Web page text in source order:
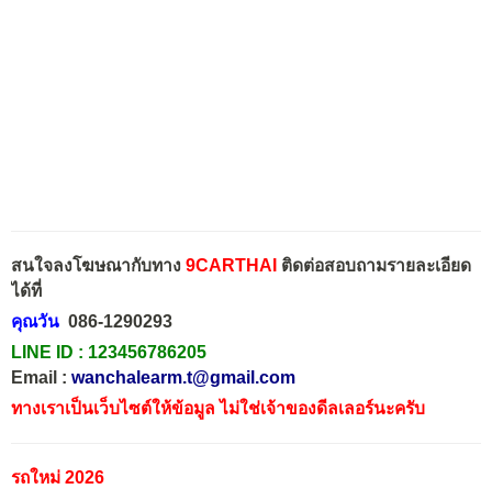
สนใจลงโฆษณากับทาง 9CARTHAI ติดต่อสอบถามรายละเอียด
ได้ที่
คุณวัน 086-1290293
LINE ID : 123456786205
Email : wanchalearm.t@gmail.com
ทางเราเป็นเว็บไซต์ให้ข้อมูล ไม่ใช่เจ้าของดีลเลอร์นะครับ
รถใหม่ 2026